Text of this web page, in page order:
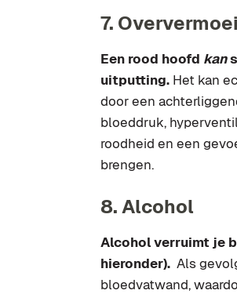
7.
Een rood hoofd kan
uitputting. Het kan
door een
bloeddruk,
roodheid en een
brengen.
8. Alcohol
Alcohol verruimt je
hieronder). Als
bloedvatwand,